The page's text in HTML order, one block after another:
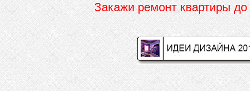
Закажи ремонт квартиры до